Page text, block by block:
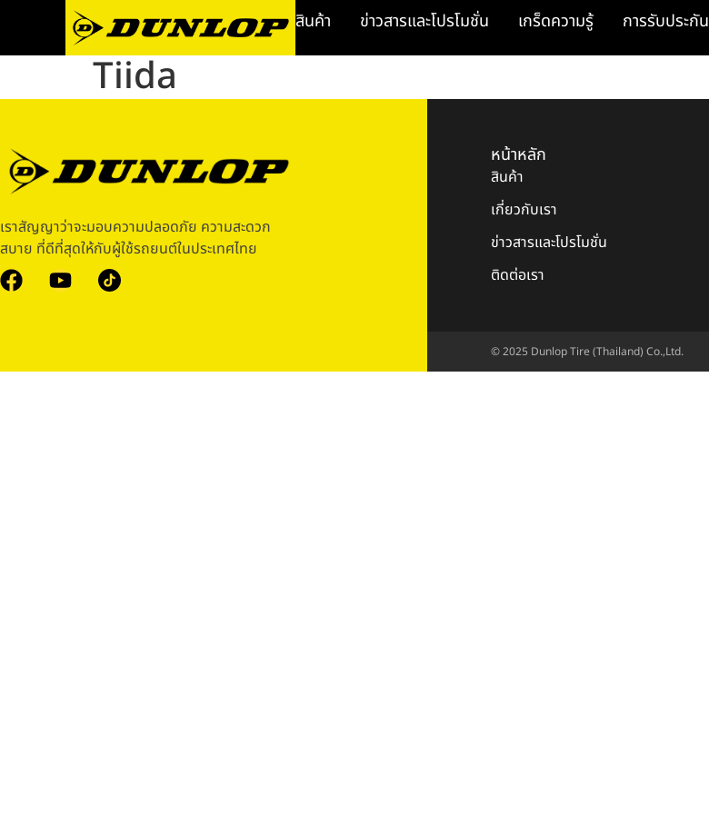
สินค้า ข่าวสารและโปรโมชั่น เกร็ดความรู้ การรับประกัน
Tiida
เราสัญญาว่าจะมอบความปลอดภัย ความสะดวก
สบาย ที่ดีที่สุดให้กับผู้ใช้รถยนต์ในประเทศไทย
หน้าหลัก
สินค้า
เกี่ยวกับเรา
ข่าวสารและโปรโมชั่น
ติดต่อเรา
© 2025 Dunlop Tire (Thailand) Co.,Ltd.